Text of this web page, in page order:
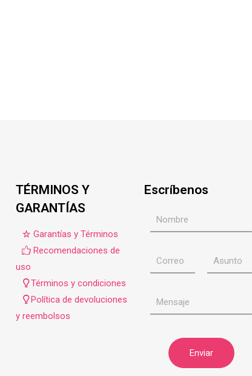
TÉRMINOS Y
GARANTÍAS
Garantías y Términos
Recomendaciones de
uso
Términos y condiciones
Política de devoluciones
y reembolsos
Escríbenos